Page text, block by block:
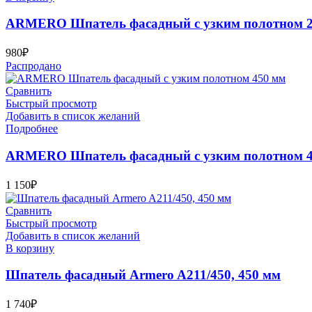
ARMERO Шпатель фасадный с узким полотном
980₽
Распродано
Сравнить
Быстрый просмотр
Добавить в список желаний
Подробнее
ARMERO Шпатель фасадный с узким полотном
1 150₽
Сравнить
Быстрый просмотр
Добавить в список желаний
В корзину
Шпатель фасадный Armero A211/450, 450 мм
1 740₽